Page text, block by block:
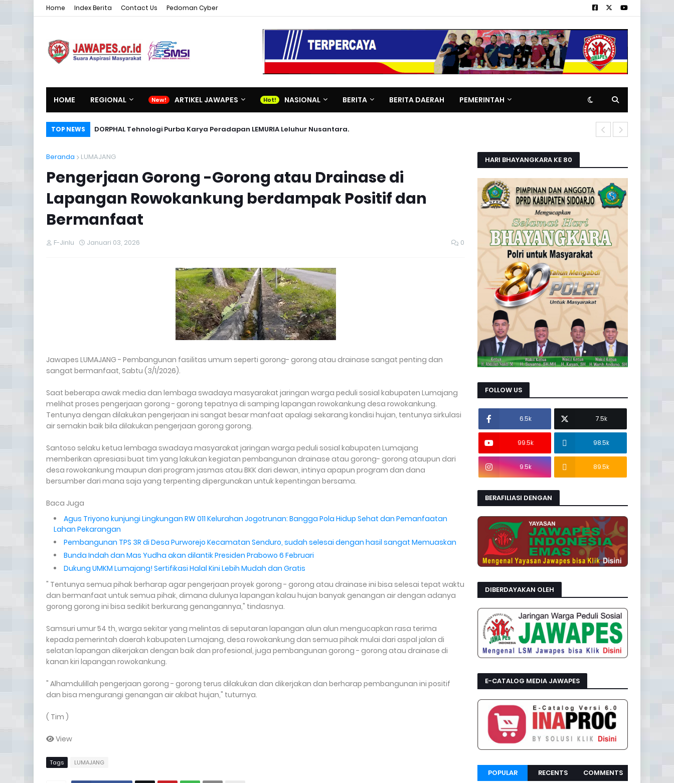
Home Index Berita Contact Us Pedoman Cyber
HOME REGIONAL ARTIKEL JAWAPES NASIONAL BERITA BERITA DAERAH PEMERINTAH
TOP NEWS DORPHAL Tehnologi Purba Karya Peradapan LEMURIA Leluhur Nusantara.
Beranda LUMAJANG
Pengerjaan Gorong -Gorong atau Drainase di
Lapangan Rowokankung berdampak Positif dan
Bermanfaat
F-Jinlu Januari 03, 2026 0
Jawapes LUMAJANG - Pembangunan fasilitas umum seperti gorong- gorong atau drainase sangat penting dan
sangat bermanfaat, Sabtu (3/1/2026).
Saat beberapa awak media dan lembaga swadaya masyarakat jaringan warga peduli sosial kabupaten Lumajang
melihat proses pengerjaan gorong - gorong tepatnya di samping lapangan rowokankung desa rowokankung.
Tentunya dengan dilakukan pengerjaan ini sangat besar manfaat apalagi sekarang kondisi hujan, tentunya sirkulasi
air semakin baik bila dilakukan pengerjaan gorong gorong.
Santoso selaku ketua lembaga swadaya masyarakat jaringan warga peduli sosial kabupaten Lumajang
memberikan apresiasi buat tim yang lakukan kegiatan pembangunan drainase atau gorong- gorong ataupun dari
desa rowokankung maupun dari program jasmas atau BKK dari dewan, intinya apapun program dan dana
bersumber dari mana saja yang terpenting dipergunakan untuk kepentingan bersama.
Baca Juga
Agus Triyono kunjungi Lingkungan RW 011 Kelurahan Jogotrunan: Bangga Pola Hidup Sehat dan Pemanfaatan
Lahan Pekarangan
Pembangunan TPS 3R di Desa Purworejo Kecamatan Senduro, sudah selesai dengan hasil sangat Memuaskan
Bunda Indah dan Mas Yudha akan dilantik Presiden Prabowo 6 Februari
Dukung UMKM Lumajang! Sertifikasi Halal Kini Lebih Mudah dan Gratis
" Tentunya semua pihak berharap agar pengerjaan proyek gorong - gorong atau drainase ini bisa selesai tepat waktu
dan bermanfaat untuk semua pihak, dimana dulunya lapangan kalau hujan banyak genangan air dengan adanya
gorong gorong ini bisa sedikit berkurang genangannya," tindasnya.
Samsuri umur 54 th, warga sekitar yang melintas di seputaran lapangan alun alun mengucapkan rasa terima
kepada pemerintah daerah kabupaten Lumajang, desa rowokankung dan semua pihak mulai dari aspal jalan di
selatan lapangan dikerjakan dengan baik dan profesional, juga pembangunan gorong - gorong atau drainase di
kanan kiri lapangan rowokankung.
" Alhamdulillah pengerjaan gorong - gorong terus dilakukan dan dikerjakan dan berharap pembangunan ini positif
dan bisa mengurangi genangan air akibat hujan," tuturnya.
( Tim )
View
Tags LUMAJANG
HARI BHAYANGKARA KE 80
FOLLOW US
6.5k 7.5k
99.5k 98.5k
9.5k 89.5k
BERAFILIASI DENGAN
DIBERDAYAKAN OLEH
E-CATALOG MEDIA JAWAPES
POPULAR RECENTS COMMENTS